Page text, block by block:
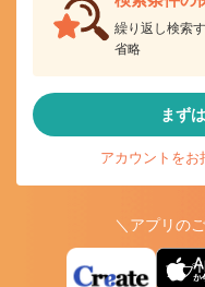
繰り返し検索
省略
まず
アカウントをお
＼アプリの
アプ